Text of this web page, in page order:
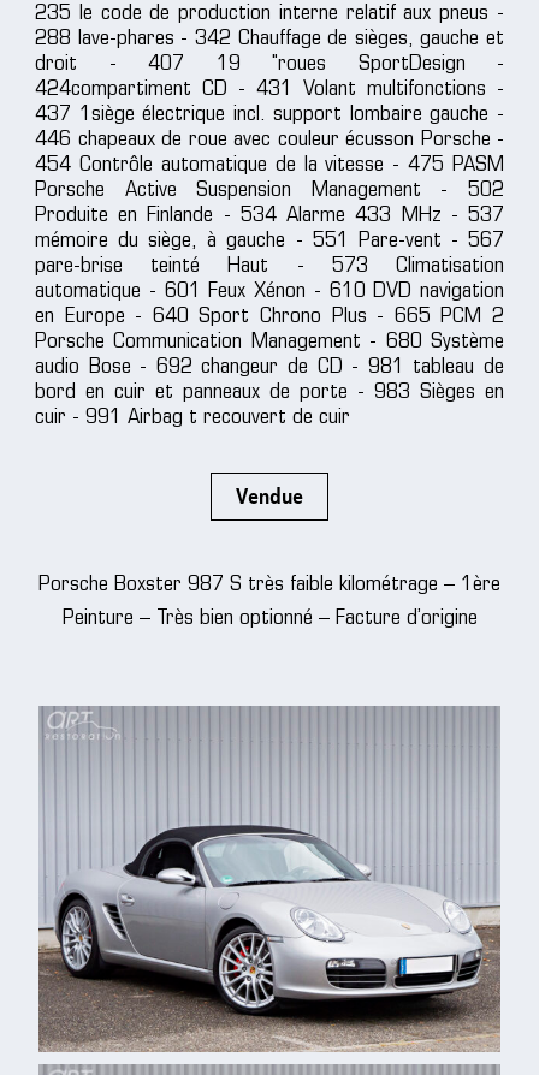
235 le code de production interne relatif aux pneus -
288 lave-phares - 342 Chauffage de sièges, gauche et
droit - 407 19 "roues SportDesign -
424compartiment CD - 431 Volant multifonctions -
437 1siège électrique incl. support lombaire gauche -
446 chapeaux de roue avec couleur écusson Porsche -
454 Contrôle automatique de la vitesse - 475 PASM
Porsche Active Suspension Management - 502
Produite en Finlande - 534 Alarme 433 MHz - 537
mémoire du siège, à gauche - 551 Pare-vent - 567
pare-brise teinté Haut - 573 Climatisation
automatique - 601 Feux Xénon - 610 DVD navigation
en Europe - 640 Sport Chrono Plus - 665 PCM 2
Porsche Communication Management - 680 Système
audio Bose - 692 changeur de CD - 981 tableau de
bord en cuir et panneaux de porte - 983 Sièges en
cuir - 991 Airbag t recouvert de cuir
Vendue
Porsche Boxster 987 S très faible kilométrage – 1ère
Peinture – Très bien optionné – Facture d’origine